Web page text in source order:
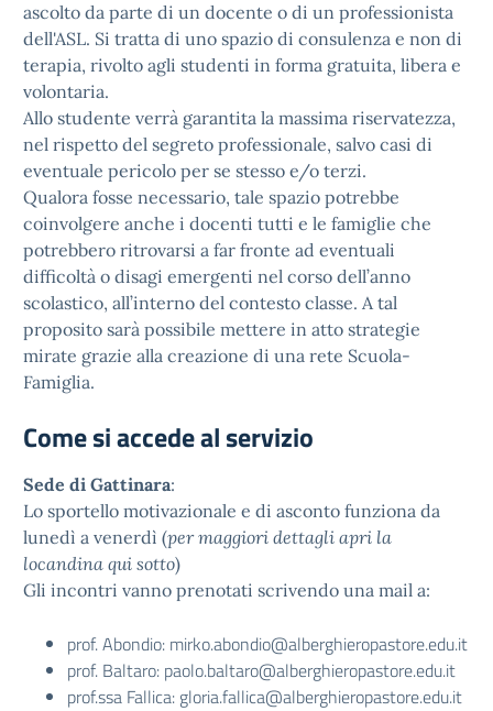
ascolto da parte di un docente o di un professionista
dell'ASL. Si tratta di uno spazio di consulenza e non di
terapia, rivolto agli studenti in forma gratuita, libera e
volontaria.
Allo studente verrà garantita la massima riservatezza,
nel rispetto del segreto professionale, salvo casi di
eventuale pericolo per se stesso e/o terzi.
Qualora fosse necessario, tale spazio potrebbe
coinvolgere anche i docenti tutti e le famiglie che
potrebbero ritrovarsi a far fronte ad eventuali
difficoltà o disagi emergenti nel corso dell’anno
scolastico, all’interno del contesto classe. A tal
proposito sarà possibile mettere in atto strategie
mirate grazie alla creazione di una rete Scuola-
Famiglia.
Come si accede al servizio
Sede di Gattinara:
Lo sportello motivazionale e di asconto funziona da
lunedì a venerdì (per maggiori dettagli apri la
locandina qui sotto)
Gli incontri vanno prenotati scrivendo una mail a:
prof. Abondio: mirko.abondio@alberghieropastore.edu.it
prof. Baltaro: paolo.baltaro@alberghieropastore.edu.it
prof.ssa Fallica: gloria.fallica@alberghieropastore.edu.it